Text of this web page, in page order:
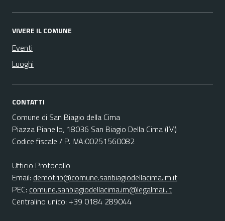
VIVERE IL COMUNE
Eventi
Luoghi
CONTATTI
Comune di San Biagio della Cima
Piazza Pianello, 18036 San Biagio Della Cima (IM)
Codice fiscale / P. IVA:00251560082
Ufficio Protocollo
Email: demotrib@comune.sanbiagiodellacima.im.it
PEC: comune.sanbiagiodellacima.im@legalmail.it
Centralino unico: +39 0184 289044